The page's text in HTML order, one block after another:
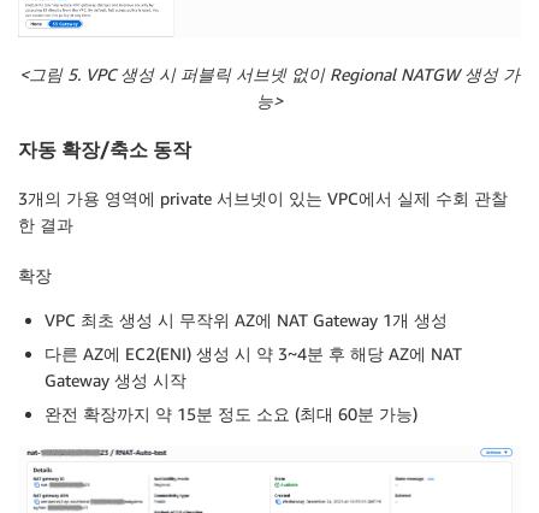
<그림 5. VPC생성 시 퍼블릭 서브넷 없이 Regional NATGW생성 가
능>
자동 확장/축소 동작
3개의 가용 영역에 private 서브넷이 있는 VPC에서 실제 수회 관찰
한 결과
확장
VPC 최초 생성 시 무작위 AZ에 NAT Gateway 1개 생성
다른 AZ에 EC2(ENI) 생성 시 약 3~4분 후 해당 AZ에 NAT
Gateway 생성 시작
완전 확장까지 약 15분 정도 소요 (최대 60분 가능)